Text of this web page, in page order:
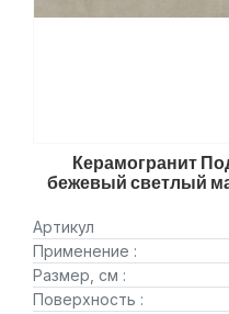
Керамогранит
бежевый светлый
Артикул
Применение :
Размер, см :
Поверхность :